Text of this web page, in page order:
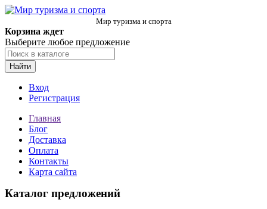
Мир туризма и спорта
Корзина ждет
Выберите любое предложение
Найти
Вход
Регистрация
Главная
Блог
Доставка
Оплата
Контакты
Карта сайта
Каталог предложений